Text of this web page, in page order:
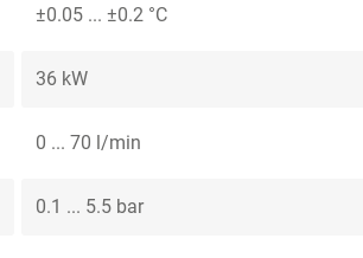
±0.05 ... ±0.2 °C
36 kW
0 ... 70 l/min
0.1 ... 5.5 bar